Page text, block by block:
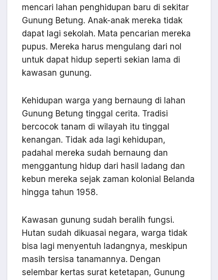
mencari lahan penghidupan baru di sekitar
Gunung Betung. Anak-anak mereka tidak
dapat lagi sekolah. Mata pencarian mereka
pupus. Mereka harus mengulang dari nol
untuk dapat hidup seperti sekian lama di
kawasan gunung.
Kehidupan warga yang bernaung di lahan
Gunung Betung tinggal cerita. Tradisi
bercocok tanam di wilayah itu tinggal
kenangan. Tidak ada lagi kehidupan,
padahal mereka sudah bernaung dan
menggantung hidup dari hasil ladang dan
kebun mereka sejak zaman kolonial Belanda
hingga tahun 1958.
Kawasan gunung sudah beralih fungsi.
Hutan sudah dikuasai negara, warga tidak
bisa lagi menyentuh ladangnya, meskipun
masih tersisa tanamannya. Dengan
selembar kertas surat ketetapan, Gunung